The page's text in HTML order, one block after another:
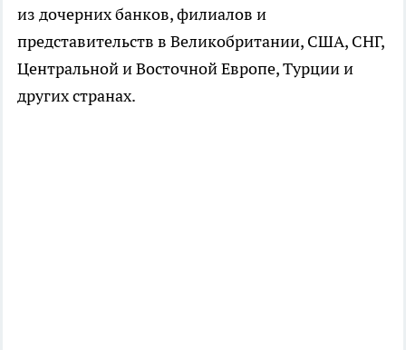
из дочерних банков, филиалов и
представительств в Великобритании, США, СНГ,
Центральной и Восточной Европе, Турции и
других странах.